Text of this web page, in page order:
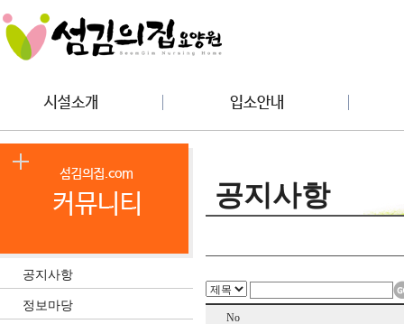
공지사항
정보마당
공지사항
No